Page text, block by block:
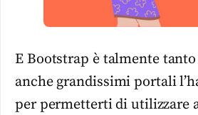
E Bootstrap è talmente
anche grandissimi portali
per permetterti di utilizzare